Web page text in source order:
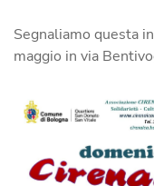
Segnaliamo questa
maggio in via